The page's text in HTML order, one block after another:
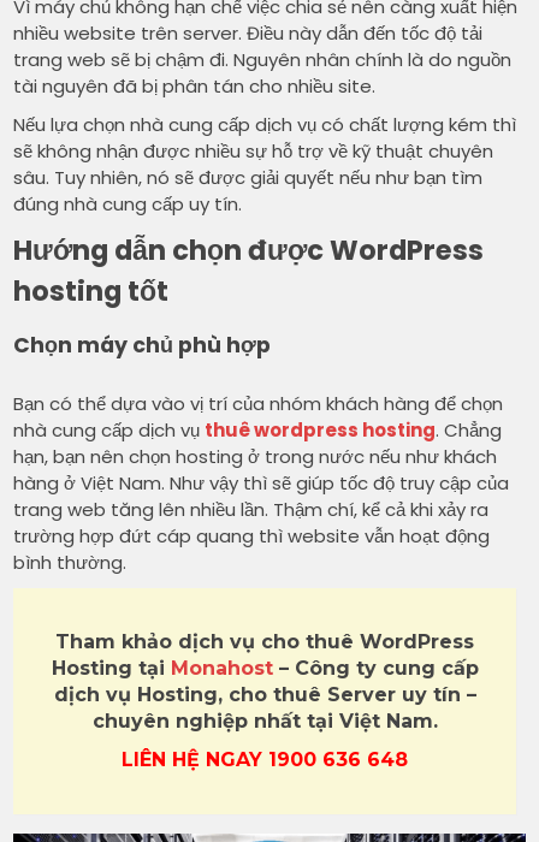
Vì máy chủ không hạn chế việc chia sẻ nên càng xuất hiện
nhiều website trên server. Điều này dẫn đến tốc độ tải
trang web sẽ bị chậm đi. Nguyên nhân chính là do nguồn
tài nguyên đã bị phân tán cho nhiều site.
Nếu lựa chọn nhà cung cấp dịch vụ có chất lượng kém thì
sẽ không nhận được nhiều sự hỗ trợ về kỹ thuật chuyên
sâu. Tuy nhiên, nó sẽ được giải quyết nếu như bạn tìm
đúng nhà cung cấp uy tín.
Hướng dẫn chọn được WordPress
hosting tốt
Chọn máy chủ phù hợp
Bạn có thể dựa vào vị trí của nhóm khách hàng để chọn
nhà cung cấp dịch vụ thuê wordpress hosting. Chẳng
hạn, bạn nên chọn hosting ở trong nước nếu như khách
hàng ở Việt Nam. Như vậy thì sẽ giúp tốc độ truy cập của
trang web tăng lên nhiều lần. Thậm chí, kể cả khi xảy ra
trường hợp đứt cáp quang thì website vẫn hoạt động
bình thường.
Tham khảo dịch vụ cho thuê WordPress
Hosting tại Monahost– Công ty cung cấp
dịch vụ Hosting, cho thuê Server uy tín –
chuyên nghiệp nhất tại Việt Nam.
LIÊN HỆ NGAY 1900 636 648